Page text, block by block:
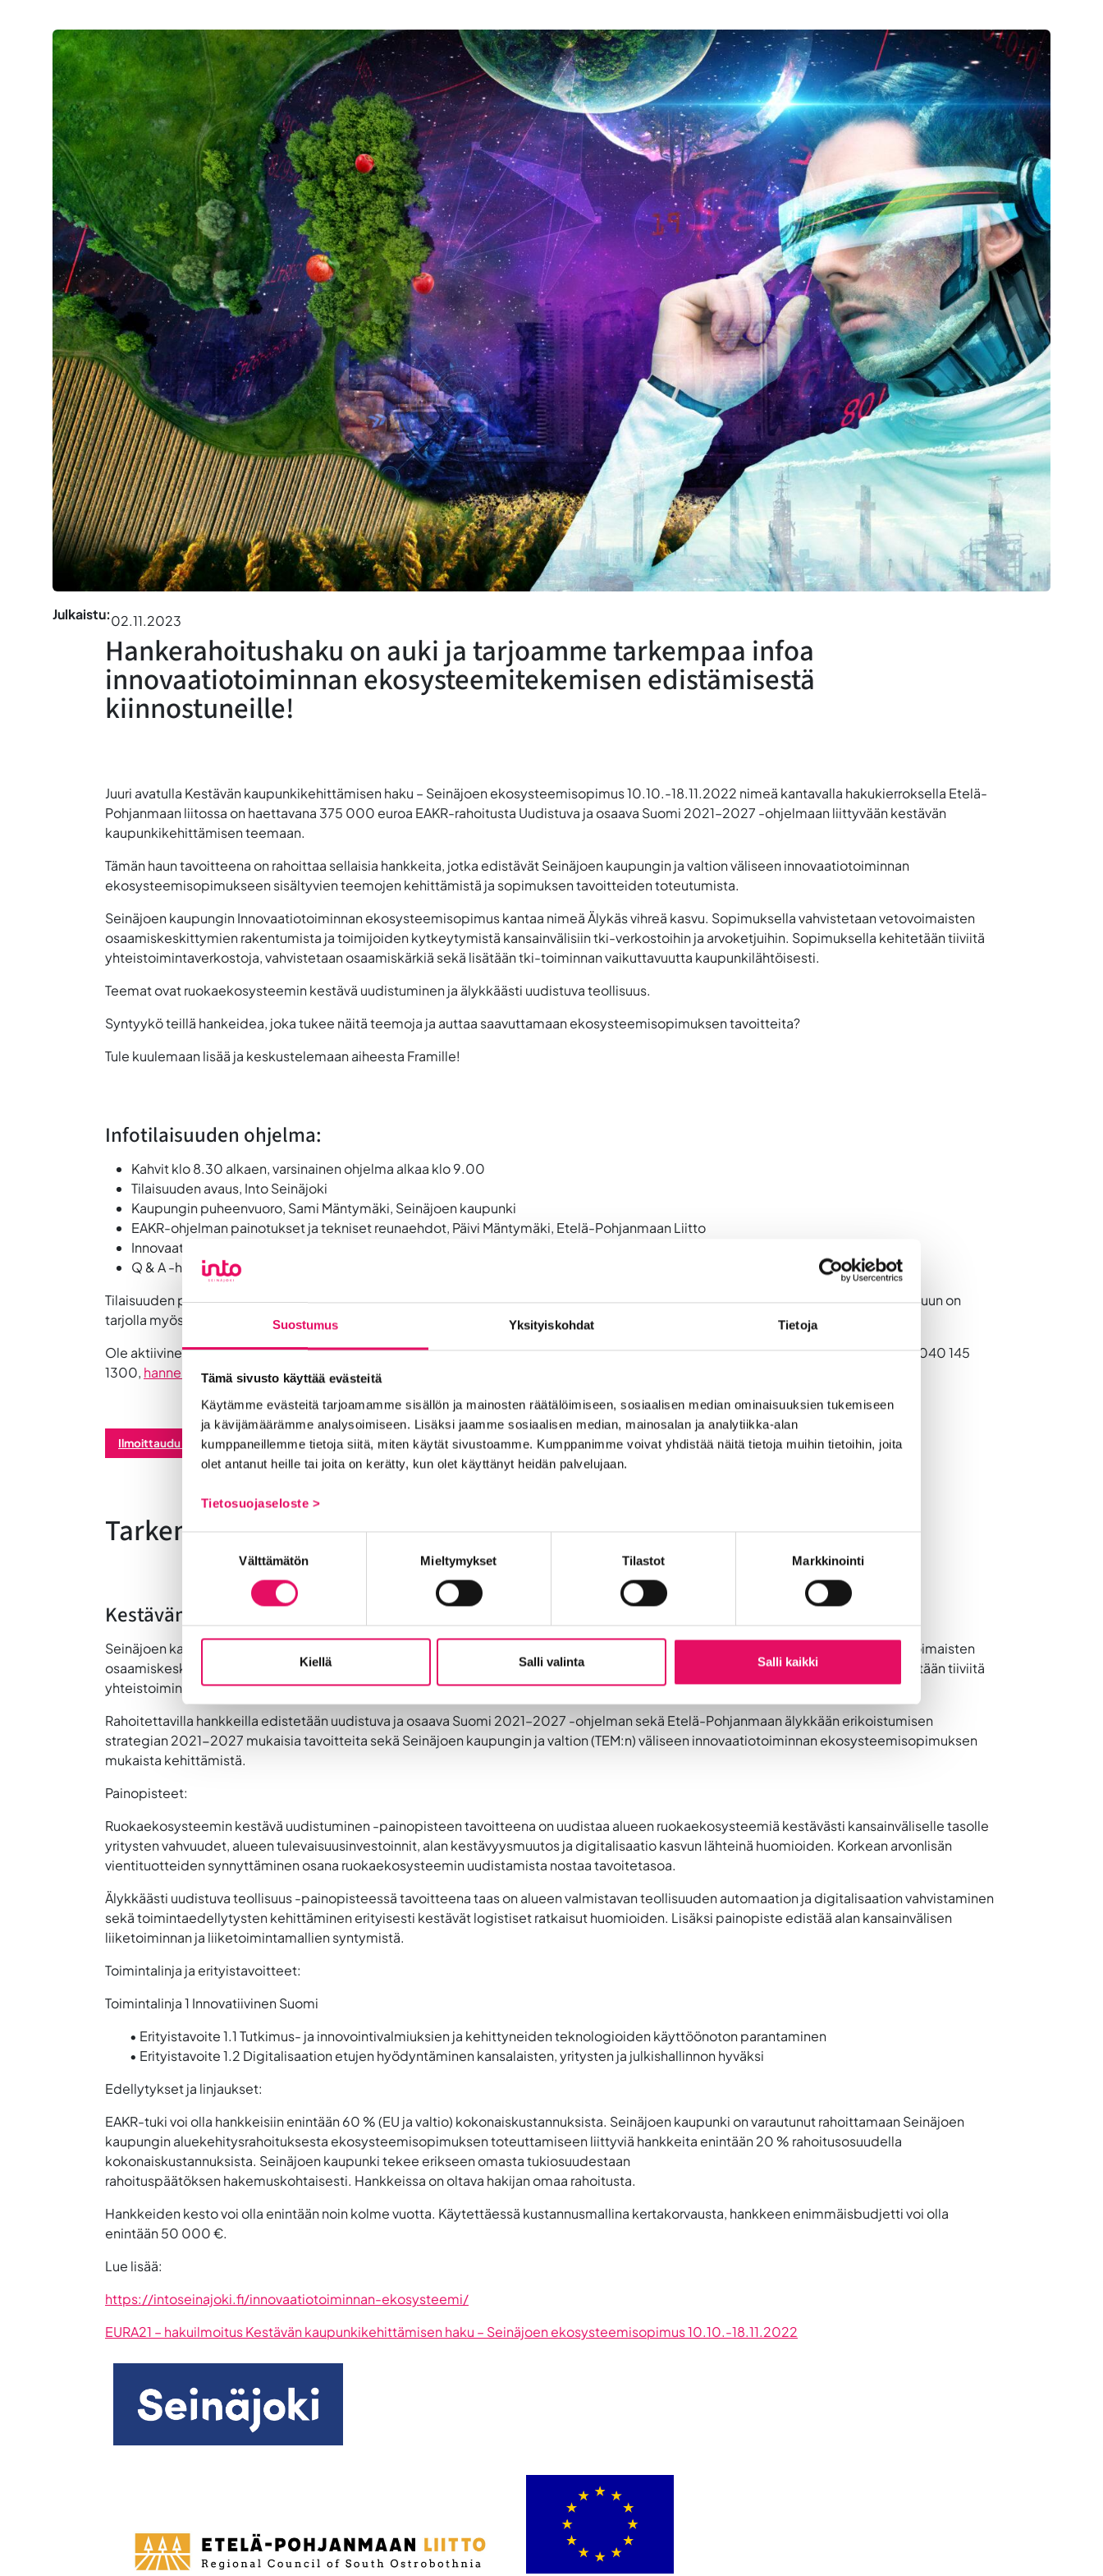
Suostumus Yksityiskohdat Tietoja
Tämä sivusto käyttää evästeitä
Käytämme evästeitä tarjoamamme sisällön ja mainosten räätälöimiseen, sosiaalisen median ominaisuuksien tukemiseen
ja kävijämäärämme analysoimiseen. Lisäksi jaamme sosiaalisen median, mainosalan ja analytiikka-alan
kumppaneillemme tietoja siitä, miten käytät sivustoamme. Kumppanimme voivat yhdistää näitä tietoja muihin tietoihin, joita
olet antanut heille tai joita on kerätty, kun olet käyttänyt heidän palvelujaan.
Tietosuojaseloste >
Välttämätön Mieltymykset Tilastot Markkinointi
Kiellä Salli valinta Salli kaikki
Julkaistu:02.11.2023
Hankerahoitushaku on auki ja tarjoamme tarkempaa infoa
innovaatiotoiminnan ekosysteemitekemisen edistämisestä
kiinnostuneille!
Juuri avatulla Kestävän kaupunkikehittämisen haku – Seinäjoen ekosysteemisopimus 10.10.-18.11.2022 nimeä kantavalla hakukierroksella Etelä-
Pohjanmaan liitossa on haettavana 375 000 euroa EAKR-rahoitusta Uudistuva ja osaava Suomi 2021–2027 -ohjelmaan liittyvään kestävän
kaupunkikehittämisen teemaan.
Tämän haun tavoitteena on rahoittaa sellaisia hankkeita, jotka edistävät Seinäjoen kaupungin ja valtion väliseen innovaatiotoiminnan
ekosysteemisopimukseen sisältyvien teemojen kehittämistä ja sopimuksen tavoitteiden toteutumista.
Seinäjoen kaupunginInnovaatiotoiminnan ekosysteemisopimus kantaa nimeä Älykäs vihreä kasvu. Sopimuksella vahvistetaan vetovoimaisten
osaamiskeskittymien rakentumista ja toimijoiden kytkeytymistä kansainvälisiin tki-verkostoihin ja arvoketjuihin. Sopimuksella kehitetään tiiviitä
yhteistoimintaverkostoja, vahvistetaan osaamiskärkiä sekä lisätään tki-toiminnan vaikuttavuutta kaupunkilähtöisesti.
Teemat ovatruokaekosysteemin kestävä uudistuminen ja älykkäästi uudistuva teollisuus.
Syntyykö teillä hankeidea, joka tukee näitä teemoja ja auttaa saavuttamaan ekosysteemisopimuksen tavoitteita?
Tule kuulemaan lisää ja keskustelemaan aiheesta Framille!
Infotilaisuuden ohjelma:
Kahvit klo 8.30 alkaen, varsinainen ohjelma alkaa klo 9.00
Tilaisuuden avaus, Into Seinäjoki
Kaupungin puheenvuoro, Sami Mäntymäki, Seinäjoen kaupunki
EAKR-ohjelman painotukset ja tekniset reunaehdot, Päivi Mäntymäki, Etelä-Pohjanmaan Liitto
Innovaatiotoiminnan ekosysteemisopimuksen sisällöt, Hannemari Niemi, Into Seinäjoki Oy
Q & A -hetki
Tilaisuuden päätteeksi on mahdollisuus lyhyeen toimijakohtaiseen hankeideasparraukseen. Sparrausta hankehakemuksen suunnitteluun on
tarjolla myös ennen infotilaisuutta sekä myöhempänä, erikseen sovittavana ajankohtana.
Ole aktiivinen ja ota yhteyttä, autamme mielellämme sparraamaan hankeideaa. Lisätietoja: Kehittämispäällikkö Hannemari Niemi, p.040 145
1300, hannemari.niemi@intoseinajoki.fi
Ilmoittaudu tilaisuuteen!
Tarkempia tietoja hankehausta:
Kestävän kaupunkikehittämisen haku – Seinäjoen ekosysteemisopimus 10.10.-18.11.2022
Seinäjoen kaupungin Innovaatiotoiminnan ekosysteemisopimus kantaa nimeä
. Sopimuksella vahvistetaan vetovoimaisten
osaamiskeskittymien rakentumista ja toimijoiden kytkeytymistä kansainvälisiin tki-verkostoihin ja arvoketjuihin. Sopimuksella kehitetään tiiviitä
yhteistoimintaverkostoja, vahvistetaan osaamiskärkiä sekä lisätään tki-toiminnan vaikuttavuutta kaupunkilähtöisesti.
Rahoitettavilla hankkeilla edistetään uudistuva ja osaava Suomi 2021–2027 -ohjelman sekä Etelä-Pohjanmaan älykkään erikoistumisen
strategian 2021-2027 mukaisia tavoitteita sekä Seinäjoen kaupungin ja valtion (TEM:n) väliseen innovaatiotoiminnan ekosysteemisopimuksen
mukaista kehittämistä.
Painopisteet:
Ruokaekosysteemin kestävä uudistuminen-painopisteen tavoitteena on uudistaa alueen ruokaekosysteemiä kestävästi kansainväliselle tasolle
yritysten vahvuudet, alueen tulevaisuusinvestoinnit, alan kestävyysmuutos ja digitalisaatio kasvun lähteinä huomioiden. Korkean arvonlisän
vientituotteiden synnyttäminen osana ruokaekosysteemin uudistamista nostaa tavoitetasoa.
Älykkäästi uudistuva teollisuus-painopisteessä tavoitteena taas on alueen valmistavan teollisuuden automaation ja digitalisaation vahvistaminen
sekä toimintaedellytysten kehittäminen erityisesti kestävät logistiset ratkaisut huomioiden. Lisäksi painopiste edistää alan kansainvälisen
liiketoiminnan ja liiketoimintamallien syntymistä.
Toimintalinja ja erityistavoitteet:
Toimintalinja 1 Innovatiivinen Suomi
• Erityistavoite 1.1 Tutkimus- ja innovointivalmiuksien ja kehittyneiden teknologioiden käyttöönoton parantaminen
• Erityistavoite 1.2 Digitalisaation etujen hyödyntäminen kansalaisten, yritysten ja julkishallinnon hyväksi
Edellytykset ja linjaukset:
EAKR-tuki voi olla hankkeisiin enintään 60 % (EU ja valtio) kokonaiskustannuksista. Seinäjoen kaupunki on varautunut rahoittamaan Seinäjoen
kaupungin aluekehitysrahoituksesta ekosysteemisopimuksen toteuttamiseen liittyviä hankkeita enintään 20 % rahoitusosuudella
kokonaiskustannuksista. Seinäjoen kaupunki tekee erikseen omasta tukiosuudestaan
rahoituspäätöksen hakemuskohtaisesti. Hankkeissa on oltava hakijan omaa rahoitusta.
Hankkeiden kesto voi olla enintään noin kolme vuotta. Käytettäessä kustannusmallina kertakorvausta, hankkeen enimmäisbudjetti voi olla
enintään 50 000 €.
Lue lisää:
https://intoseinajoki.fi/innovaatiotoiminnan-ekosysteemi/
EURA21 – hakuilmoitus Kestävän kaupunkikehittämisen haku – Seinäjoen ekosysteemisopimus 10.10.-18.11.2022